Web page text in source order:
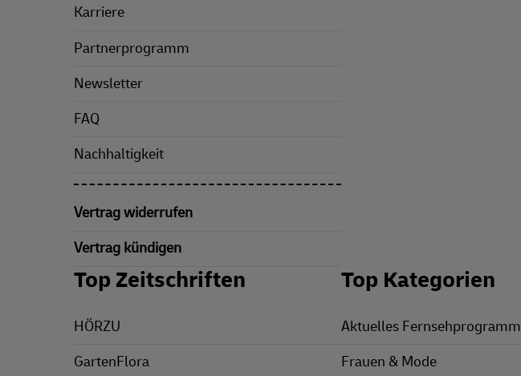
Karriere
Partnerprogramm
Newsletter
FAQ
Nachhaltigkeit
Vertrag widerrufen
Vertrag kündigen
Top Zeitschriften
HÖRZU
GartenFlora
Top Kategorien
Aktuelles Fernsehprogramm
Frauen & Mode